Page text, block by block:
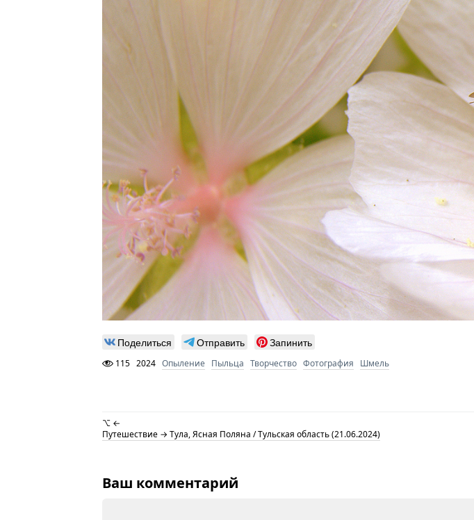
Поделиться Отправить Запинить
115 2024 Опыление Пыльца Творчество Фотография Шмель
⌥ ←
Путешествие → Тула, Ясная Поляна / Тульская область (21.06.2024)
Ваш комментарий